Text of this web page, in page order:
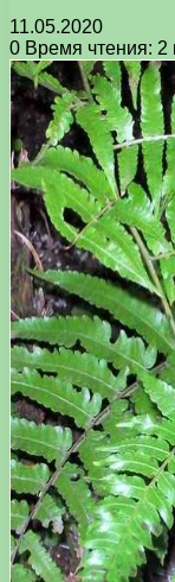
11.05.2020
0 Время чтения: 2